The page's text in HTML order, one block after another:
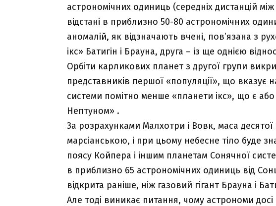
астрономічних одиниць (середніх дистанцій
відстані в приблизно 50-80 астрономічних
аномалій, як відзначають вчені, пов’язана з
ікс» Батигін і Брауна, друга – із ще однією
Орбіти карликових планет з другої групи
представників першої «популяції», що вказує
системи помітно менше «планети ікс», що є
Нептуном» .
За розрахунками Малхотри і Вовк, маса
марсіанською, і при цьому небесне тіло буде
поясу Койпера і іншим планетам Сонячної
в приблизно 65 астрономічних одиниць від
відкрита раніше, ніж газовий гігант Брауна і
Але тоді виникає питання, чому астрономи